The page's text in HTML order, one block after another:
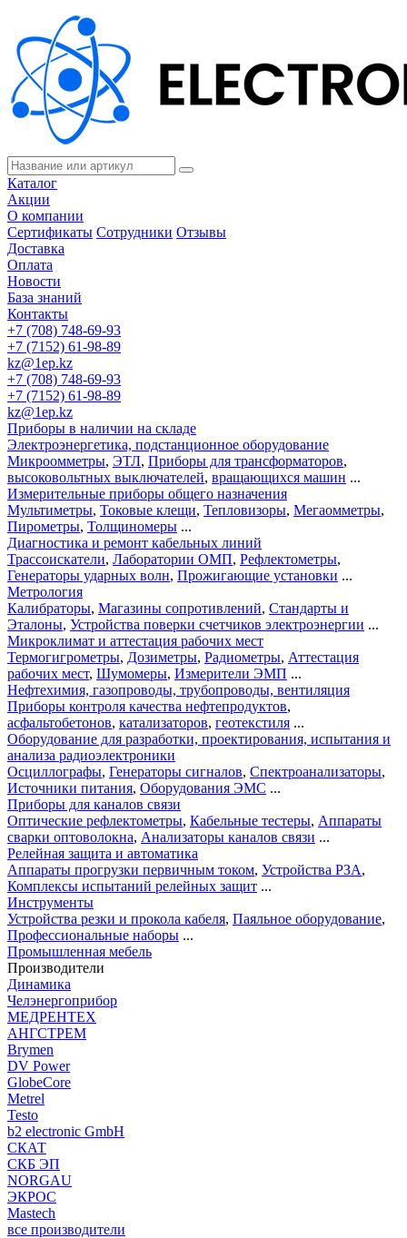
Каталог
Акции
О компании
Сертификаты Сотрудники Отзывы
Доставка
Оплата
Новости
База знаний
Контакты
+7 (708) 748-69-93
+7 (7152) 61-98-89
kz@1ep.kz
+7 (708) 748-69-93
+7 (7152) 61-98-89
kz@1ep.kz
Приборы в наличии на складе
Электроэнергетика, подстанционное оборудование
Микроомметры, ЭТЛ, Приборы для трансформаторов,
высоковольтных выключателей, вращающихся машин ...
Измерительные приборы общего назначения
Мультиметры, Токовые клещи, Тепловизоры, Мегаомметры,
Пирометры, Толщиномеры ...
Диагностика и ремонт кабельных линий
Трассоискатели, Лаборатории ОМП, Рефлектометры,
Генераторы ударных волн, Прожигающие установки ...
Метрология
Калибраторы, Магазины сопротивлений, Стандарты и
Эталоны, Устройства поверки счетчиков электроэнергии ...
Микроклимат и аттестация рабочих мест
Термогигрометры, Дозиметры, Радиометры, Аттестация
рабочих мест, Шумомеры, Измерители ЭМП ...
Нефтехимия, газопроводы, трубопроводы, вентиляция
Приборы контроля качества нефтепродуктов,
асфальтобетонов, катализаторов, геотекстиля ...
Оборудование для разработки, проектирования, испытания и
анализа радиоэлектроники
Осциллографы, Генераторы сигналов, Спектроанализаторы,
Источники питания, Оборудования ЭМС ...
Приборы для каналов связи
Оптические рефлектометры, Кабельные тестеры, Аппараты
сварки оптоволокна, Анализаторы каналов связи ...
Релейная защита и автоматика
Аппараты прогрузки первичным током, Устройства РЗА,
Комплексы испытаний релейных защит ...
Инструменты
Устройства резки и прокола кабеля, Паяльное оборудование,
Профессиональные наборы ...
Промышленная мебель
Производители
Динамика
Челэнергоприбор
МЕДРЕНТЕХ
АНГСТРЕМ
Brymen
DV Power
GlobeCore
Metrel
Testo
b2 electronic GmbH
СКАТ
СКБ ЭП
NORGAU
ЭКРОС
Mastech
все производители